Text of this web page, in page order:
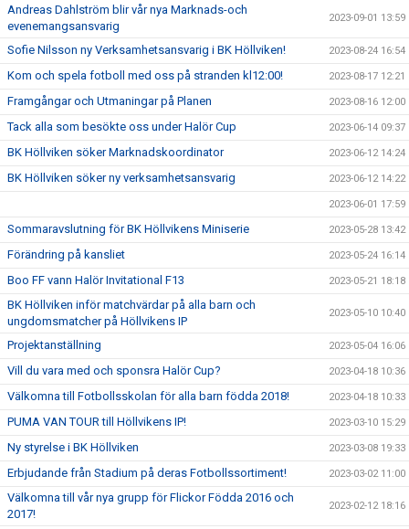
Andreas Dahlström blir vår nya Marknads-och
evenemangsansvarig
2023-09-01 13:59
Sofie Nilsson ny Verksamhetsansvarig i BK Höllviken! 2023-08-24 16:54
Kom och spela fotboll med oss på stranden kl12:00! 2023-08-17 12:21
Framgångar och Utmaningar på Planen 2023-08-16 12:00
Tack alla som besökte oss under Halör Cup 2023-06-14 09:37
BK Höllviken söker Marknadskoordinator 2023-06-12 14:24
BK Höllviken söker ny verksamhetsansvarig 2023-06-12 14:22
2023-06-01 17:59
Sommaravslutning för BK Höllvikens Miniserie 2023-05-28 13:42
Förändring på kansliet 2023-05-24 16:14
Boo FF vann Halör Invitational F13 2023-05-21 18:18
BK Höllviken inför matchvärdar på alla barn och
ungdomsmatcher på Höllvikens IP
2023-05-10 10:40
Projektanställning 2023-05-04 16:06
Vill du vara med och sponsra Halör Cup? 2023-04-18 10:36
Välkomna till Fotbollsskolan för alla barn födda 2018! 2023-04-18 10:33
PUMA VAN TOUR till Höllvikens IP! 2023-03-10 15:29
Ny styrelse i BK Höllviken 2023-03-08 19:33
Erbjudande från Stadium på deras Fotbollssortiment! 2023-03-02 11:00
Välkomna till vår nya grupp för Flickor Födda 2016 och
2017!
2023-02-12 18:16